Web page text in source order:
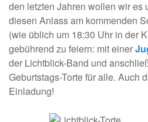
den letzten Jahren wollen wir es
diesen Anlass am kommenden
(wie üblich um 18:30 Uhr in der
gebührend zu feiern: mit einer
der Lichtblick-Band und
Geburtstags-Torte für alle. Auch
Einladung!